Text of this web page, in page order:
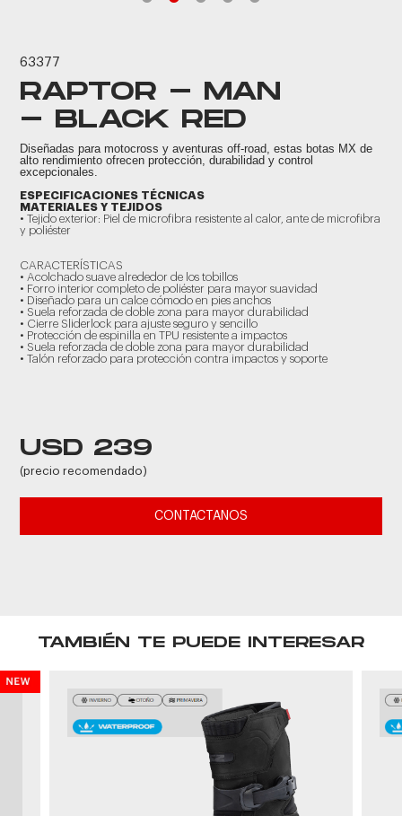
63377
RAPTOR - MAN
- BLACK RED
Diseñadas para motocross y aventuras off-road, estas botas MX de
alto rendimiento ofrecen protección, durabilidad y control
excepcionales.
ESPECIFICACIONES TÉCNICAS
MATERIALES Y TEJIDOS
• Tejido exterior: Piel de microfibra resistente al calor, ante de microfibra
y poliéster
CARACTERÍSTICAS
• Acolchado suave alrededor de los tobillos
• Forro interior completo de poliéster para mayor suavidad
• Diseñado para un calce cómodo en pies anchos
• Suela reforzada de doble zona para mayor durabilidad
• Cierre Sliderlock para ajuste seguro y sencillo
• Protección de espinilla en TPU resistente a impactos
• Suela reforzada de doble zona para mayor durabilidad
• Talón reforzado para protección contra impactos y soporte
USD 239
(precio recomendado)
CONTACTANOS
TAMBIÉN TE PUEDE INTERESAR